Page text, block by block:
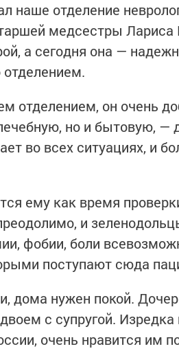
наше отделение
медсестры
а сегодня она —
отделением, он очень
но и бытовую, —
во всех ситуациях, и
ему как время
и
фобии, боли
поступают сюда
дома нужен покой.
с супругой.
очень нравится им